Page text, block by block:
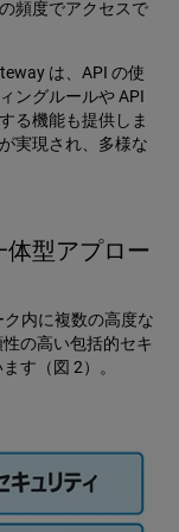
頻度でアクセスで
は、API の使
ングルールや API
る機能も提供しま
実現され、多様な
型アプロー
内に複数の高度な
の高い包括的セキ
す（図 2）。